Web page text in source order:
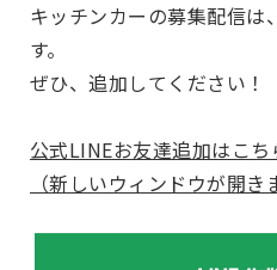
キッチンカーの募集配信は
す。
ぜひ、追加してください！
公式LINEお友達追加はこち
（新しいウィンドウが開き